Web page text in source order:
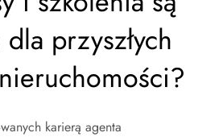
przyszłych
karierą agenta